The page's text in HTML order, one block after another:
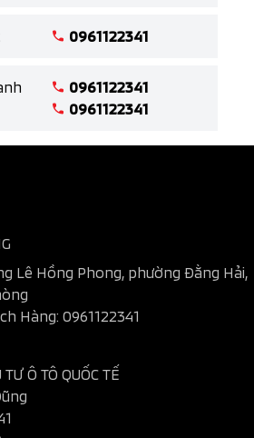
0961122341
0961122341
0961122341
Lê Hồng Phong, phường Đằng Hải,
Hàng: 0961122341
Ô TÔ QUỐC TẾ